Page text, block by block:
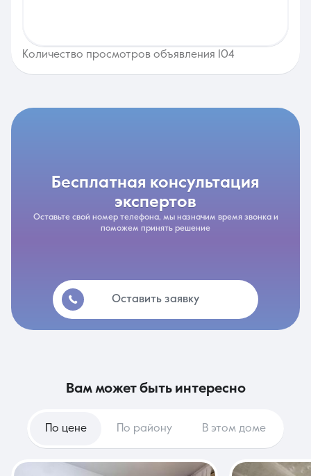
Количество просмотров объявления 104
бесплатная консультация
экспертов
Оставьте свой номер телефона, мы назначим время звонка и
поможем принять решение
Оставить заявку
вам может быть интересно
По цене По району В этом доме